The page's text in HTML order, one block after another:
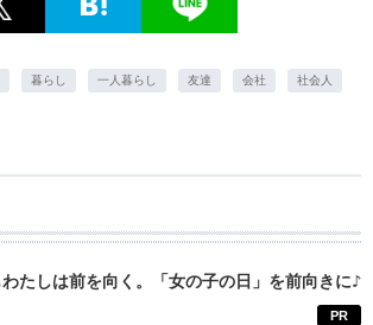
暮らし 一人暮らし 友達 会社 社会人
たしは前を向く。「女の子の日」を前向きに♪
PR